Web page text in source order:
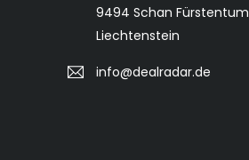
9494 Schan Fürstentum
Liechtenstein
info@dealradar.de